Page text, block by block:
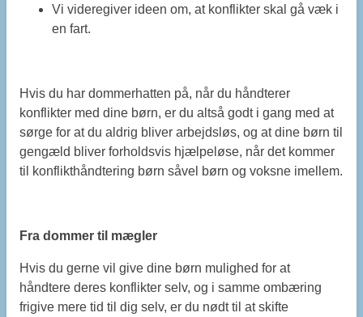
Vi videregiver ideen om, at konflikter skal gå væk i
en fart.
Hvis du har dommerhatten på, når du håndterer
konflikter med dine børn, er du altså godt i gang med at
sørge for at du aldrig bliver arbejdsløs, og at dine børn til
gengæld bliver forholdsvis hjælpeløse, når det kommer
til konflikthåndtering børn såvel børn og voksne imellem.
Fra dommer til mægler
Hvis du gerne vil give dine børn mulighed for at
håndtere deres konflikter selv, og i samme ombæring
frigive mere tid til dig selv, er du nødt til at skifte